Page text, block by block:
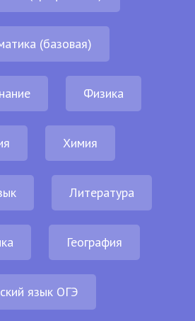
(базовая)
Физика
Химия
Литература
География
язык ОГЭ